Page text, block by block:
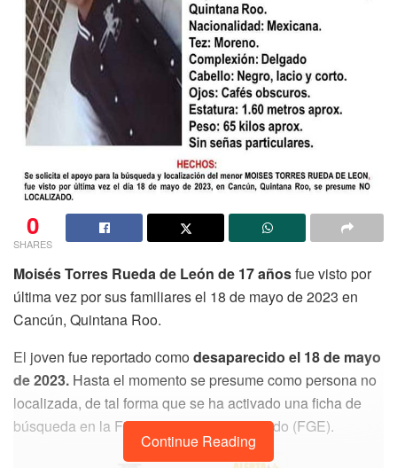
0
SHARES
Moisés Torres Rueda de León de 17 añosfue visto por
última vez por sus familiares el 18 de mayo de 2023 en
Cancún, Quintana Roo.
El joven fue reportado como desaparecido el 18 de mayo
de 2023. Hasta el momento se presume como persona no
localizada, de tal forma que se ha activado una ficha de
búsqueda en la Fiscalía General del Estado (FGE).
Continue Reading